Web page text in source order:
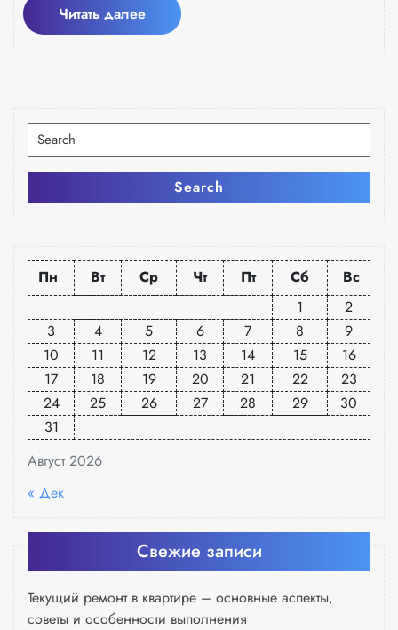
Читать далееЧитать
далее
Искать:
Search
Август 2026
Пн Вт Ср Чт Пт Сб
Вс
1
2
3
4 5 6 7 8
9
10
11 12 13 14 15
16
17
18 19 20 21 22
23
24
25 26 27 28 29
30
31
« Дек
Свежие записи
Текущий ремонт в квартире – основные аспекты,
советы и особенности выполнения